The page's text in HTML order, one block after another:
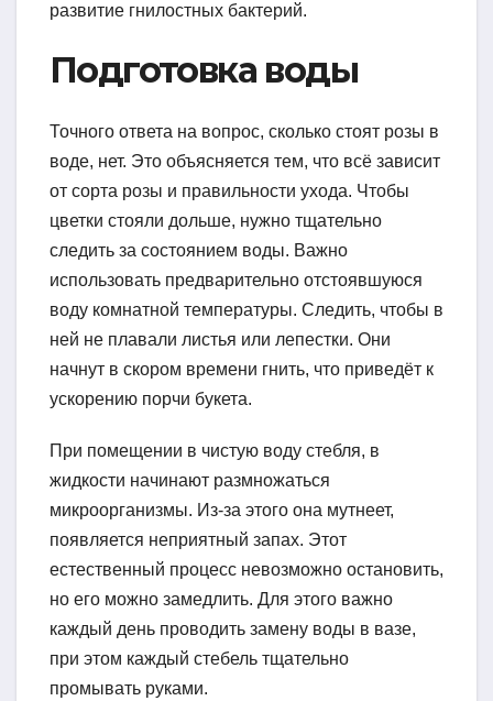
развитие гнилостных бактерий.
Подготовка воды
Точного ответа на вопрос, сколько стоят розы в
воде, нет. Это объясняется тем, что всё зависит
от сорта розы и правильности ухода. Чтобы
цветки стояли дольше, нужно тщательно
следить за состоянием воды. Важно
использовать предварительно отстоявшуюся
воду комнатной температуры. Следить, чтобы в
ней не плавали листья или лепестки. Они
начнут в скором времени гнить, что приведёт к
ускорению порчи букета.
При помещении в чистую воду стебля, в
жидкости начинают размножаться
микроорганизмы. Из-за этого она мутнеет,
появляется неприятный запах. Этот
естественный процесс невозможно остановить,
но его можно замедлить. Для этого важно
каждый день проводить замену воды в вазе,
при этом каждый стебель тщательно
промывать руками.